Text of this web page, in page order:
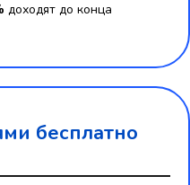
доходят до конца
бесплатно